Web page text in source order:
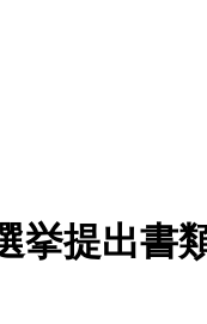
挙提出書